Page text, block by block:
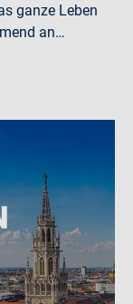
ganze Leben
an…